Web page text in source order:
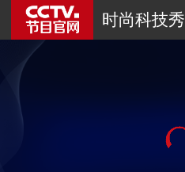
时尚科技秀